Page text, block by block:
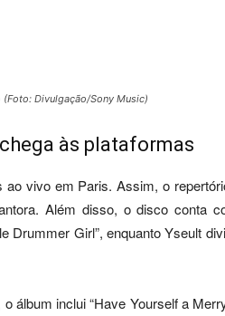
Divulgação/Sony Music)
às plataformas
vivo em Paris. Assim, o
Além disso, o disco conta
Drummer Girl”, enquanto Yseult
álbum inclui “Have Yourself a